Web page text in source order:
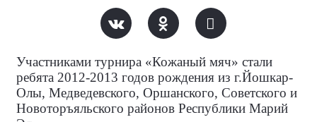
Участниками турнира «Кожаный мяч» стали
ребята 2012-2013 годов рождения из г.Йошкар-
Олы, Медведевского, Оршанского, Советского и
Новоторъяльского районов Республики Марий